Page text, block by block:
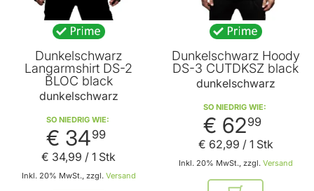
Dunkelschwarz
Langarmshirt DS-2
BLOC black
dunkelschwarz
SO NIEDRIG WIE
€ 3499
Inkl. 20% MwSt., zzgl. Versand
€ 34,99 / 1 Stk
Dunkelschwarz Hoody
DS-3 CUTDKSZ black
dunkelschwarz
SO NIEDRIG WIE
€ 6299
Inkl. 20% MwSt., zzgl. Versand
€ 62,99 / 1 Stk